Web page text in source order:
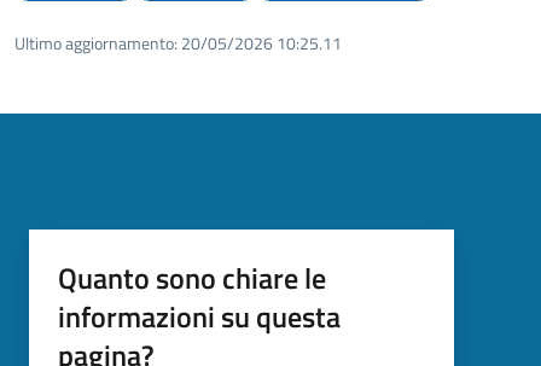
Ultimo aggiornamento: 20/05/2026 10:25.11
Quanto sono chiare le
informazioni su questa
pagina?